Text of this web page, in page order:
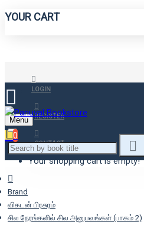
YOUR CART
LOGIN
REGISTER
CONTACT
Menu
0
Your shopping cart is empty!
Brand
விகடன் பிரசுரம்
சில நேரங்களில் சில அனுபவங்கள் (பாகம் 2)